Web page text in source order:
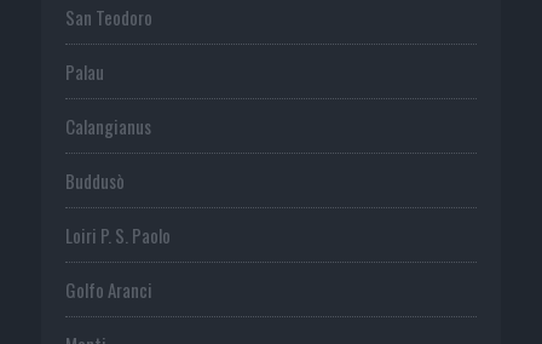
San Teodoro
Palau
Calangianus
Buddusò
Loiri P. S. Paolo
Golfo Aranci